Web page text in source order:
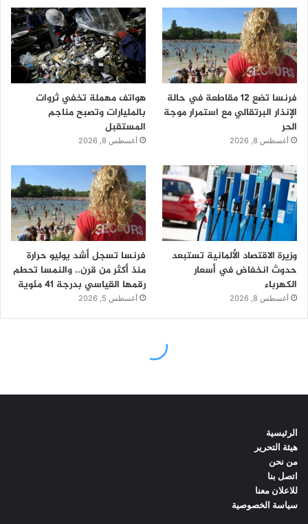
الرئيسية
هيئة التحرير
من نحن
اتصل بنا
للاعلان معنا
سياسة الخصوصية